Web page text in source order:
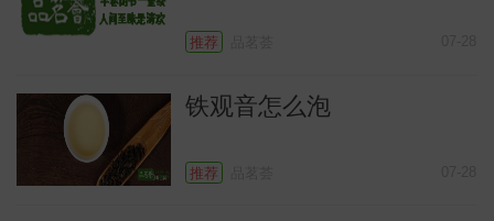
推荐
铁观音怎么泡
推荐